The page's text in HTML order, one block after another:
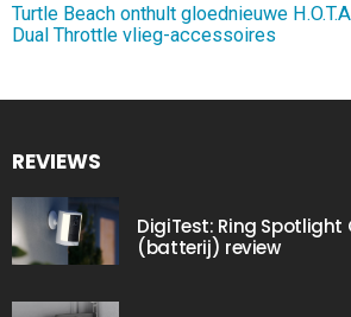
Turtle Beach onthult gloednieuwe
Dual Throttle vlieg-accessoires
REVIEWS
DigiTest: Ring Spotlight
(batterij) review